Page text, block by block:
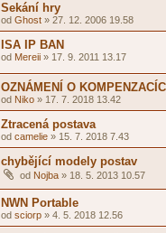
Sekání hry
od Ghost » 27. 12. 2006 19.58
ISA IP BAN
od Mereii » 17. 9. 2011 13.17
OZNÁMENÍ O
od Niko » 17. 7. 2018 13.42
Ztracená postava
od camelie » 15. 7. 2018 7.43
chybějící modely postav
od Nojba » 18. 5. 2013 10.57
NWN Portable
od sciorp » 4. 5. 2018 12.56